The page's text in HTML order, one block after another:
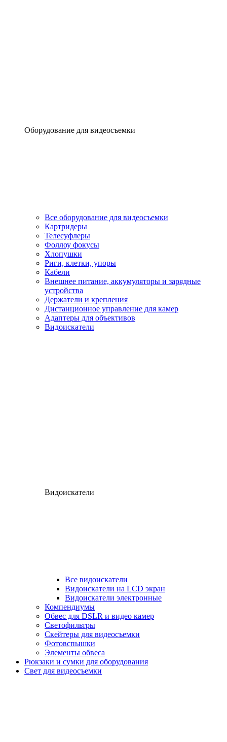
Оборудование для видеосъемки
Все оборудование для видеосъемки
Картридеры
Телесуфлеры
Фоллоу фокусы
Хлопушки
Риги, клетки, упоры
Кабели
Внешнее питание, аккумуляторы и зарядные
устройства
Держатели и крепления
Дистанционное управление для камер
Адаптеры для объективов
Видоискатели
Видоискатели
Все видоискатели
Видоискатели на LCD экран
Видоискатели электронные
Компендиумы
Обвес для DSLR и видео камер
Светофильтры
Скейтеры для видеосъемки
Фотовспышки
Элементы обвеса
Рюкзаки и сумки для оборудования
Свет для видеосъемки